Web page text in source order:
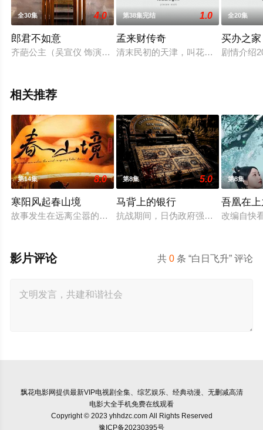
全30集 4.0
郎君不如意
齐葩公主（吴宣仪 饰演）一觉醒来，发现自己被掳到光怪陆离
第38集完结 1.0
孟来财传奇
清末民初的天津，叫花子孟来财为生
全20集
买办之家
剧情介绍
相关推荐
第14集 8.0
寒阳风起春山境
故事发生在远离尘嚣的春日山野，两个孤独的人因机缘巧合相
第8集 5.0
马背上的银行
抗战期间，日伪政府强行推广、使用
第8集
吾凰在
改编自快
共0 条 “白日飞升” 评论
影片评论
飘花电影网提供最新VIP电视剧全集、综艺娱乐、经典动漫、无删减高清
电影大全手机免费在线观看
Copyright © 2023 yhhdzc.com All Rights Reserved
豫ICP备20230395号